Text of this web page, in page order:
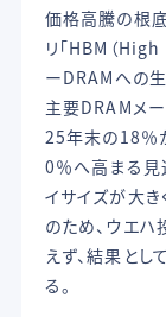
価格高騰の根
リ「HBM（
ーDRAMへの
主要DRAMメ
25年末の18％
0％へ高まる見
イサイズが大き
のため、ウエ
えず、結果と
る。